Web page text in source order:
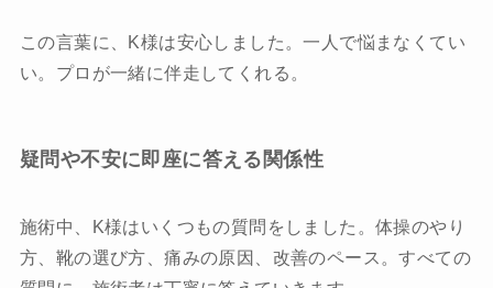
この言葉に、K様は安心しました。一人で悩まなくてい
い。プロが一緒に伴走してくれる。
疑問や不安に即座に答える関係性
施術中、K様はいくつもの質問をしました。体操のやり
方、靴の選び方、痛みの原因、改善のペース。すべての